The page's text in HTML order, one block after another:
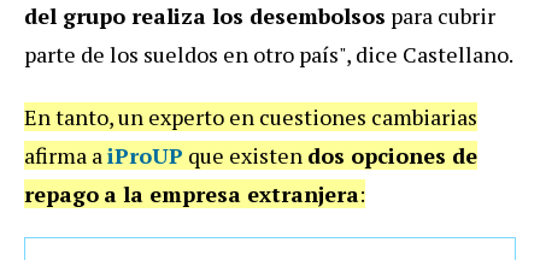
del grupo realiza los desembolsos para cubrir
parte de los sueldos en otro país", dice Castellano.
En tanto, un experto en cuestiones cambiarias
afirma aiProUP que existen dos opciones de
repago a la empresa extranjera: